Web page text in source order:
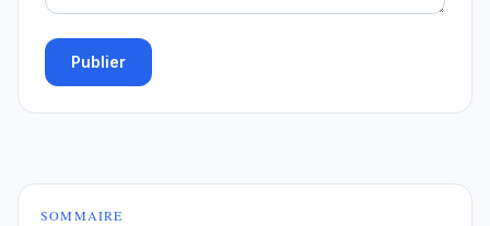
Publier
SOMMAIRE